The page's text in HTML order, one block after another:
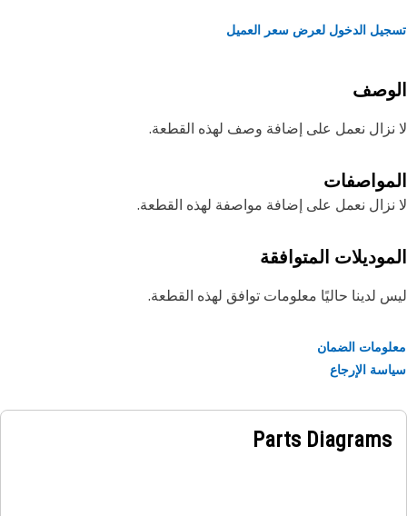
الدخول لعرض سعر العميل
نزال نعمل على إضافة وصف لهذه القطعة.
نعمل على إضافة مواصفة لهذه القطعة.
المتوافقة
لدينا حاليًا معلومات توافق لهذه القطعة.
الضمان
الإرجاع
Parts Diagrams